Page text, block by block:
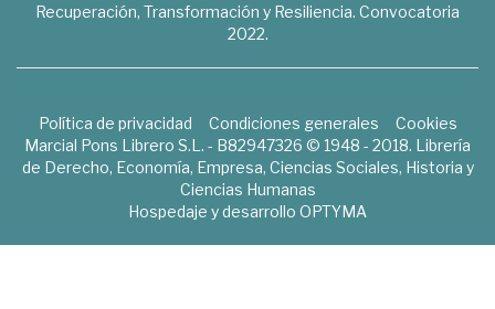
Recuperación, Transformación y Resiliencia. Convocatoria
2022.
Política de privacidad Condiciones generales
Cookies
Marcial Pons Librero S.L. - B82947326 © 1948 - 2018. Librería
de Derecho, Economía, Empresa, Ciencias Sociales, Historia y
Ciencias Humanas
Hospedaje y desarrollo OPTYMA